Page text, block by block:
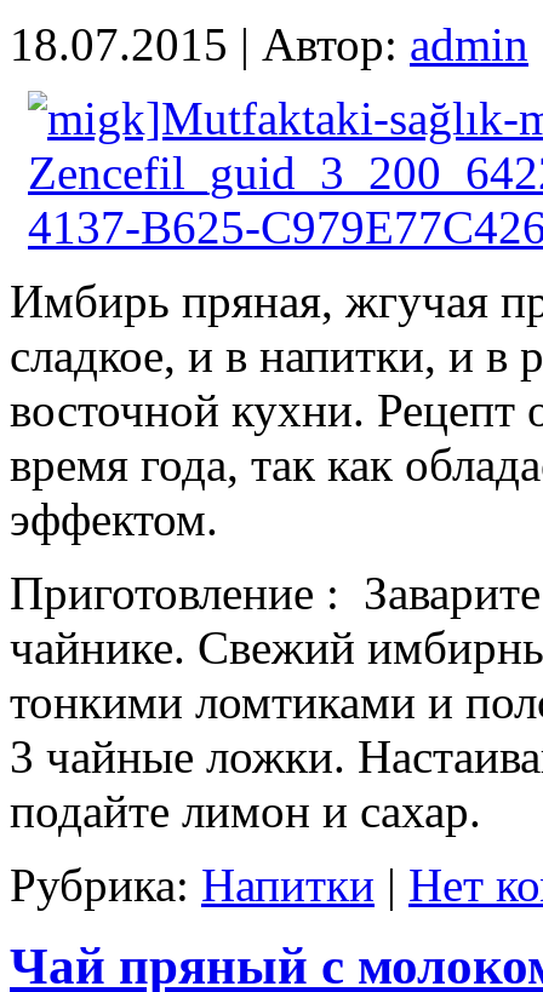
18.07.2015 | Автор: admin
Имбирь пряная, жгучая
сладкое, и в напитки, и в
восточной кухни.
время года, так как
эффектом.
Приготовление :
чайнике. Свежий
тонкими ломтиками и
3 чайные ложки.
подайте лимон и сахар.
Рубрика: Напитки | Нет
Чай пряный с